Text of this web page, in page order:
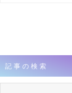
記事の検索